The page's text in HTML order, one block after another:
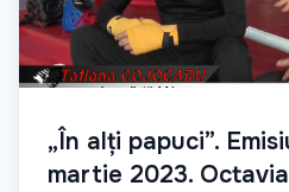
„În alți papuci”.
martie 2023.